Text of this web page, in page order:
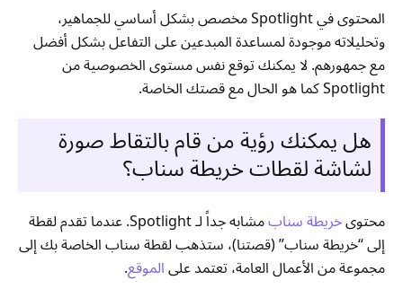
المحتوى في Spotlight مخصص بشكل أساسي للجماهير،
وتحليلاته موجودة لمساعدة المبدعين على التفاعل بشكل أفضل
مع جمهورهم. لا يمكنك توقع نفس مستوى الخصوصية من
Spotlight كما هو الحال مع قصتك الخاصة.
هل يمكنك رؤية من قام بالتقاط صورة
لشاشة لقطات خريطة سناب؟
محتوىخريطة سناب مشابه جداً لـ Spotlight. عندما تقدم لقطة
إلى “خريطة سناب” (قصتنا)، ستذهب لقطة سناب الخاصة بك إلى
مجموعة من الأعمال العامة، تعتمد علىالموقع.